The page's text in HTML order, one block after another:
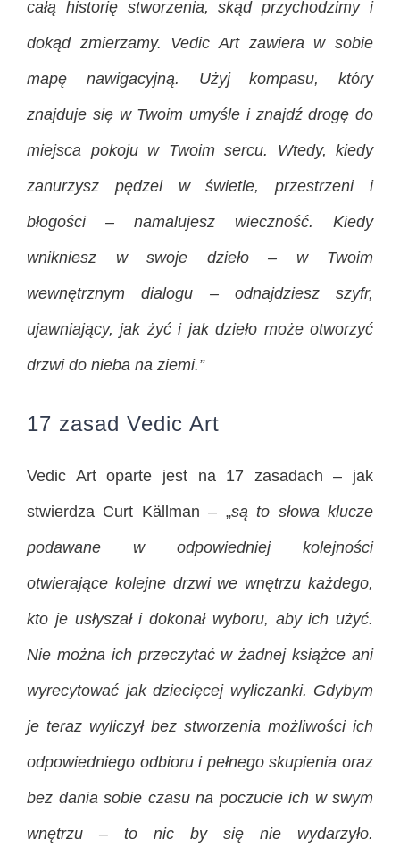
całą historię stworzenia, skąd przychodzimy i
dokąd zmierzamy. Vedic Art zawiera w sobie
mapę nawigacyjną. Użyj kompasu, który
znajduje się w Twoim umyśle i znajdź drogę do
miejsca pokoju w Twoim sercu. Wtedy, kiedy
zanurzysz pędzel w świetle, przestrzeni i
błogości – namalujesz wieczność. Kiedy
wnikniesz w swoje dzieło – w Twoim
wewnętrznym dialogu – odnajdziesz szyfr,
ujawniający, jak żyć i jak dzieło może otworzyć
drzwi do nieba na ziemi.”
17 zasad Vedic Art
Vedic Art oparte jest na 17 zasadach – jak
stwierdza Curt Källman – „są to słowa klucze
podawane w odpowiedniej kolejności
otwierające kolejne drzwi we wnętrzu każdego,
kto je usłyszał i dokonał wyboru, aby ich użyć.
Nie można ich przeczytać w żadnej książce ani
wyrecytować jak dziecięcej wyliczanki. Gdybym
je teraz wyliczył bez stworzenia możliwości ich
odpowiedniego odbioru i pełnego skupienia oraz
bez dania sobie czasu na poczucie ich w swym
wnętrzu – to nic by się nie wydarzyło.